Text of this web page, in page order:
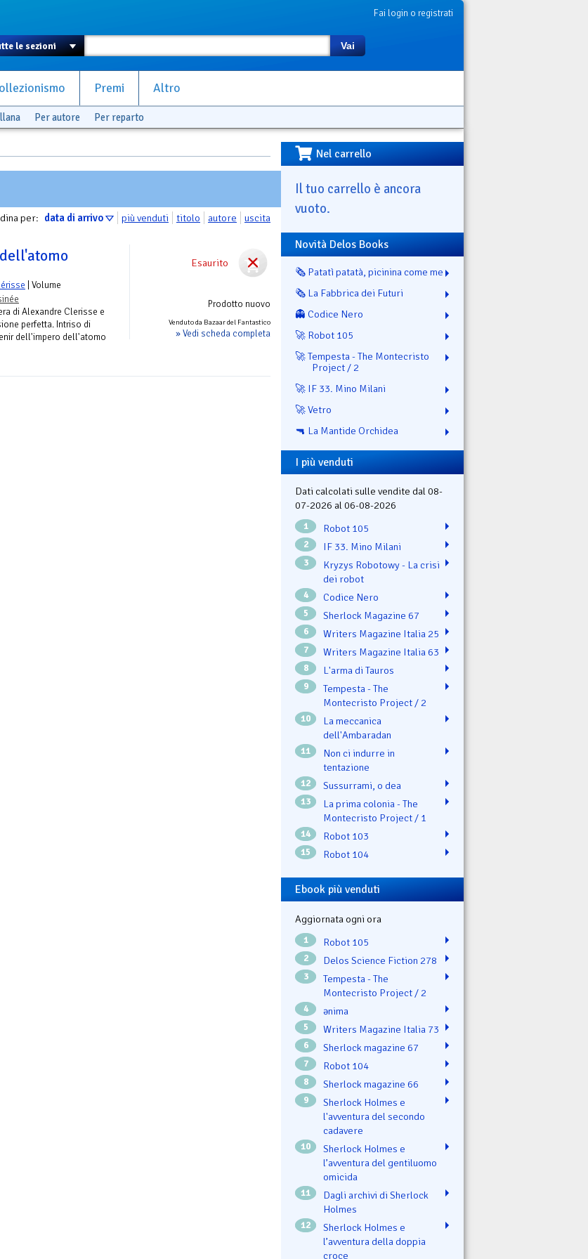
Fai login o registrati
Vai
Premi Altro
Per autore Per reparto
per: data di arrivo più venduti titolo autore uscita
Esaurito
Prodotto nuovo
Venduto da Bazaar del Fantastico
» Vedi scheda completa
| Volume
di Alexandre Clerisse e
perfetta. Intriso di
dell'impero dell'atomo
Nel carrello
Il tuo carrello è ancora
vuoto.
Novità Delos Books
🗞️ Patatì patatà, picinina come me
🗞️ La Fabbrica dei Futuri
👻 Codice Nero
🚀 Robot 105
🚀 Tempesta - The Montecristo
Project / 2
🚀 IF 33. Mino Milani
🚀 Vetro
🔫 La Mantide Orchidea
I più venduti
Dati calcolati sulle vendite dal 08-
07-2026 al 06-08-2026
1 Robot 105
2 IF 33. Mino Milani
3
Kryzys Robotowy - La crisi
dei robot
4 Codice Nero
5 Sherlock Magazine 67
6 Writers Magazine Italia 25
7 Writers Magazine Italia 63
8 L'arma di Tauros
9
Tempesta - The
Montecristo Project / 2
10
La meccanica
dell'Ambaradan
11
Non ci indurre in
tentazione
12 Sussurrami, o dea
13
La prima colonia - The
Montecristo Project / 1
14 Robot 103
15 Robot 104
Ebook più venduti
Aggiornata ogni ora
1 Robot 105
2 Delos Science Fiction 278
3
Tempesta - The
Montecristo Project / 2
4 ənima
5 Writers Magazine Italia 73
6 Sherlock magazine 67
7 Robot 104
8 Sherlock magazine 66
9
Sherlock Holmes e
l'avventura del secondo
cadavere
10
Sherlock Holmes e
l’avventura del gentiluomo
omicida
11
Dagli archivi di Sherlock
Holmes
12
Sherlock Holmes e
l’avventura della doppia
croce